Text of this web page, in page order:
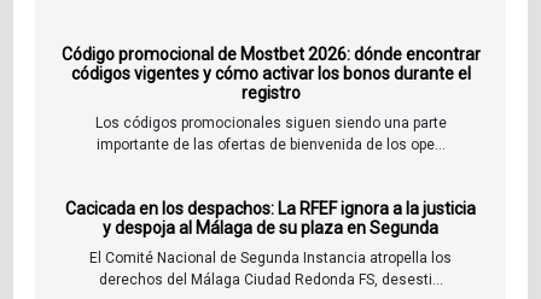
Código promocional de Mostbet 2026: dónde encontrar
códigos vigentes y cómo activar los bonos durante el
registro
Los códigos promocionales siguen siendo una parte
importante de las ofertas de bienvenida de los ope...
Cacicada en los despachos: La RFEF ignora a la justicia
y despoja al Málaga de su plaza en Segunda
El Comité Nacional de Segunda Instancia atropella los
derechos del Málaga Ciudad Redonda FS, desesti...